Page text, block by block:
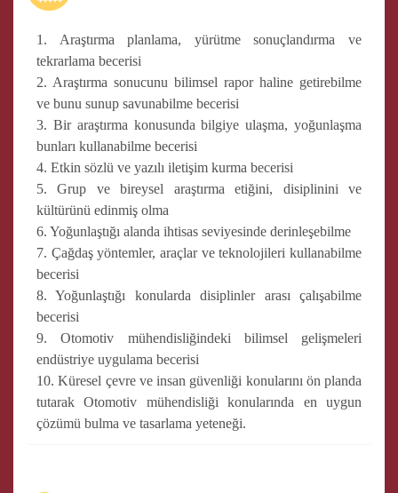
1. Araştırma planlama, yürütme sonuçlandırma ve
tekrarlama becerisi
2. Araştırma sonucunu bilimsel rapor haline getirebilme
ve bunu sunup savunabilme becerisi
3. Bir araştırma konusunda bilgiye ulaşma, yoğunlaşma
bunları kullanabilme becerisi
4. Etkin sözlü ve yazılı iletişim kurma becerisi
5. Grup ve bireysel araştırma etiğini, disiplinini ve
kültürünü edinmiş olma
6. Yoğunlaştığı alanda ihtisas seviyesinde derinleşebilme
7. Çağdaş yöntemler, araçlar ve teknolojileri kullanabilme
becerisi
8. Yoğunlaştığı konularda disiplinler arası çalışabilme
becerisi
9. Otomotiv mühendisliğindeki bilimsel gelişmeleri
endüstriye uygulama becerisi
10. Küresel çevre ve insan güvenliği konularını ön planda
tutarak Otomotiv mühendisliği konularında en uygun
çözümü bulma ve tasarlama yeteneği.